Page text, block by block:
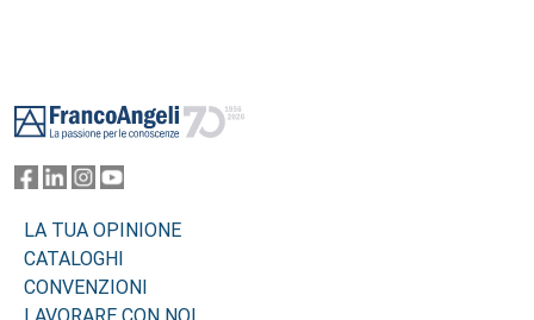
LA TUA OPINIONE
CATALOGHI
CONVENZIONI